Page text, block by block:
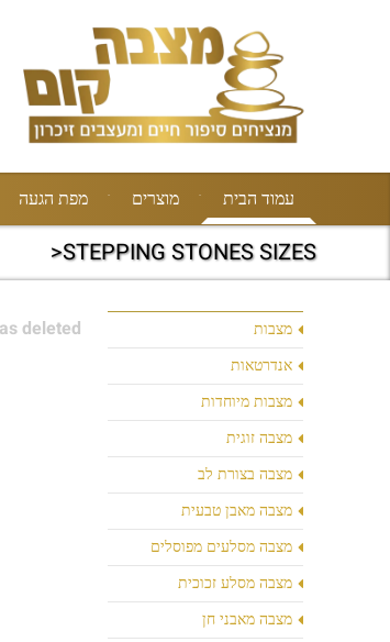
עמוד הבית מוצרים מפת הגעה
STEPPING STONES SIZES<
מצבות
אנדרטאות
מצבות מיוחדות
מצבה זוגית
מצבה בצורת לב
מצבה מאבן טבעית
מצבה מסלעים מפוסלים
מצבה מסלע זכוכית
מצבה מאבני חן
deleted.